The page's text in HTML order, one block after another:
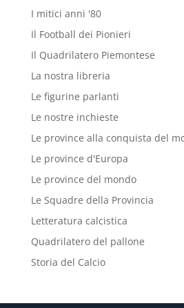
I mitici anni '80
Il Football dei Pionieri
Il Quadrilatero Piemontese
La nostra libreria
Le figurine parlanti
Le nostre inchieste
Le province alla conquista del
Le province d'Europa
Le province del mondo
Le Squadre della Provincia
Letteratura calcistica
Quadrilatero del pallone
Storia del Calcio